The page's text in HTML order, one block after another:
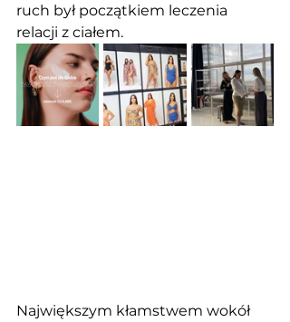
ruch był początkiem leczenia
relacji z ciałem.
Największym kłamstwem wokół